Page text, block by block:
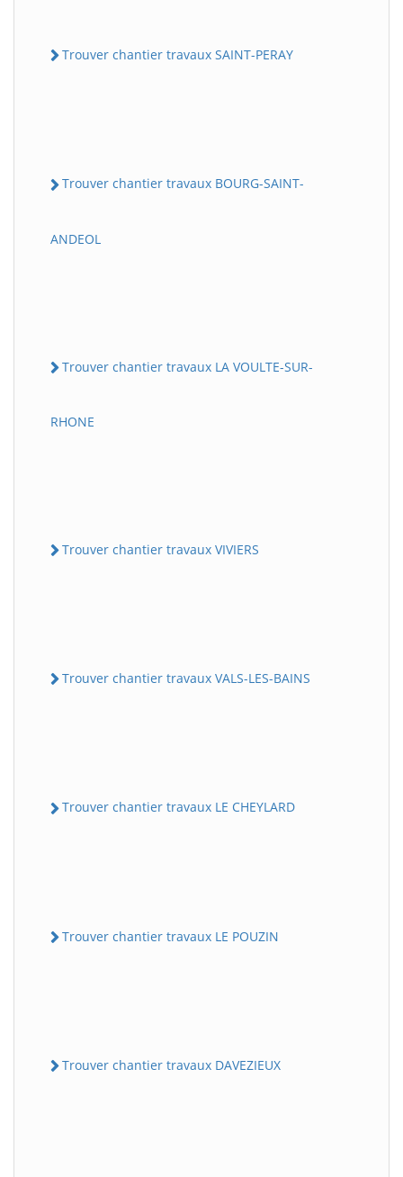
Trouver chantier travaux SAINT-PERAY
Trouver chantier travaux BOURG-SAINT-
ANDEOL
Trouver chantier travaux LA VOULTE-SUR-
RHONE
Trouver chantier travaux VIVIERS
Trouver chantier travaux VALS-LES-BAINS
Trouver chantier travaux LE CHEYLARD
Trouver chantier travaux LE POUZIN
Trouver chantier travaux DAVEZIEUX